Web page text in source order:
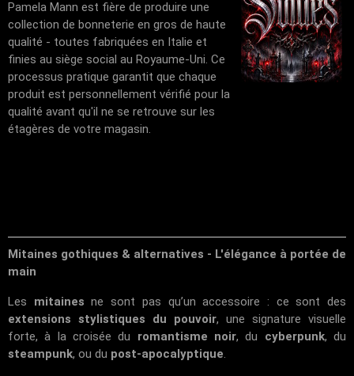
Pamela Mann est fière de produire une
collection de bonneterie en gros de haute
qualité - toutes fabriquées en Italie et
finies au siège social au Royaume-Uni. Ce
processus pratique garantit que chaque
produit est personnellement vérifié pour la
qualité avant qu'il ne se retrouve sur les
étagères de votre magasin.
Mitaines gothiques & alternatives - L'élégance à portée de
main
Les mitaines ne sont pas qu’un accessoire : ce sont des
extensions stylistiques du pouvoir, une signature visuelle
forte, à la croisée du romantisme noir, du cyberpunk, du
steampunk, ou du post-apocalyptique.